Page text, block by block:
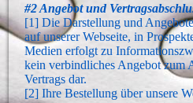
#2 Angebot und
[1] Die Darstellung und
auf unserer Webseite, in
Medien erfolgt zu
kein verbindliches Angebot zum
Vertrags dar.
[2] Ihre Bestellung über unsere